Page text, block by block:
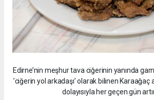
Edirne’nin meşhur tava ciğerinin yanında
’ciğerin yol arkadaşı’ olarak bilinen Karaağaç
dolayısıyla her geçen gün